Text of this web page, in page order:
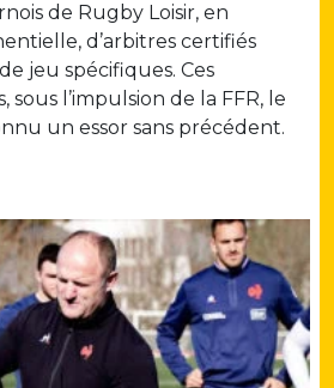
de Rugby Loisir, en
d’arbitres certifiés
jeu spécifiques. Ces
sous l’impulsion de la FFR, le
un essor sans précédent.